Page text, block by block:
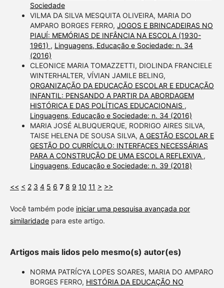
Sociedade
VILMA DA SILVA MESQUITA OLIVEIRA, MARIA DO
AMPARO BORGES FERRO, JOGOS E BRINCADEIRAS NO
PIAUÍ: MEMÓRIAS DE INFÂNCIA NA ESCOLA (1930-
1961) , Linguagens, Educação e Sociedade: n. 34
(2016)
CLEONICE MARIA TOMAZZETTI, DIOLINDA FRANCIELE
WINTERHALTER, VÍVIAN JAMILE BELING,
ORGANIZAÇÃO DA EDUCAÇÃO ESCOLAR E EDUCAÇÃO
INFANTIL: PENSANDO A PARTIR DA ABORDAGEM
HISTÓRICA E DAS POLÍTICAS EDUCACIONAIS ,
Linguagens, Educação e Sociedade: n. 34 (2016)
MARIA JOSÉ ALBUQUERQUE, RODRIGO AIRES SILVA,
TAISE HELENA DE SOUSA SILVA, A GESTÃO ESCOLAR E
GESTÃO DO CURRÍCULO: INTERFACES NECESSÁRIAS
PARA A CONSTRUÇÃO DE UMA ESCOLA REFLEXIVA ,
Linguagens, Educação e Sociedade: n. 39 (2018)
<< < 2 3 4 5 6 7 8 9 10 11 > >>
Você também pode iniciar uma pesquisa avançada por
similaridadepara este artigo.
Artigos mais lidos pelo mesmo(s) autor(es)
NORMA PATRÍCYA LOPES SOARES, MARIA DO AMPARO
BORGES FERRO, HISTÓRIA DA EDUCAÇÃO NO